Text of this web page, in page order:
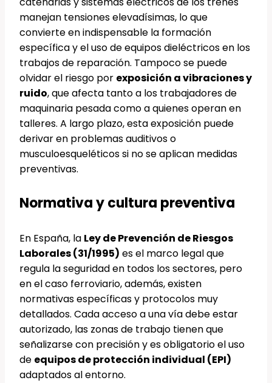
manejan tensiones elevadísimas, lo que
convierte en indispensable la formación
específica y el uso de equipos dieléctricos en los
trabajos de reparación. Tampoco se puede
olvidar el riesgo por exposición a vibraciones y
ruido, que afecta tanto a los trabajadores de
maquinaria pesada como a quienes operan en
talleres. A largo plazo, esta exposición puede
derivar en problemas auditivos o
musculoesqueléticos si no se aplican medidas
preventivas.
Normativa y cultura preventiva
En España, la Ley de Prevención de Riesgos
Laborales (31/1995) es el marco legal que
regula la seguridad en todos los sectores, pero
en el caso ferroviario, además, existen
normativas específicas y protocolos muy
detallados. Cada acceso a una vía debe estar
autorizado, las zonas de trabajo tienen que
señalizarse con precisión y es obligatorio el uso
de equipos de protección individual (EPI)
adaptados al entorno.